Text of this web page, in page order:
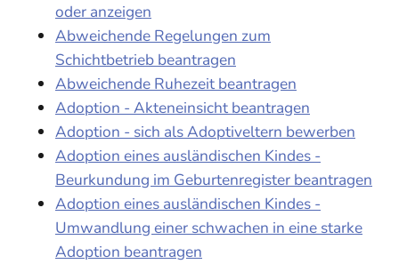
oder anzeigen
Abweichende Regelungen zum
Schichtbetrieb beantragen
Abweichende Ruhezeit beantragen
Adoption - Akteneinsicht beantragen
Adoption - sich als Adoptiveltern bewerben
Adoption eines ausländischen Kindes -
Beurkundung im Geburtenregister beantragen
Adoption eines ausländischen Kindes -
Umwandlung einer schwachen in eine starke
Adoption beantragen